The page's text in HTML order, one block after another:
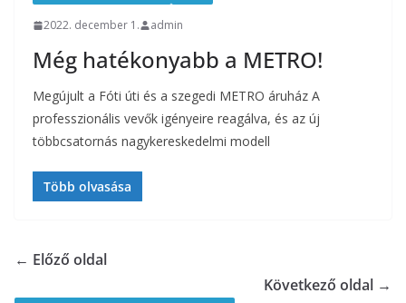
2022. december 1. admin
Még hatékonyabb a METRO!
Megújult a Fóti úti és a szegedi METRO áruház A
professzionális vevők igényeire reagálva, és az új
többcsatornás nagykereskedelmi modell
Több olvasása
← Előző oldal
Következő oldal →